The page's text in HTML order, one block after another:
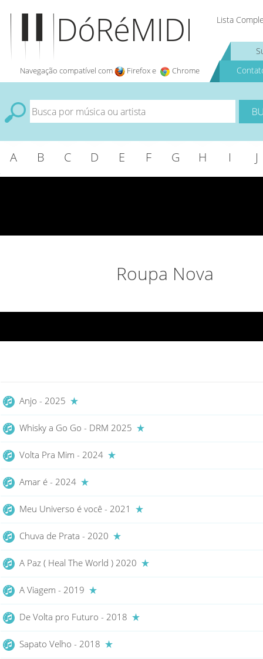
Lista
Navegação compatível com Firefox e Chrome
A B C D E F G H I J
Roupa Nova
Anjo - 2025
Whisky a Go Go - DRM 2025
Volta Pra Mim - 2024
Amar é - 2024
Meu Universo é você - 2021
Chuva de Prata - 2020
A Paz ( Heal The World ) 2020
A Viagem - 2019
De Volta pro Futuro - 2018
Sapato Velho - 2018